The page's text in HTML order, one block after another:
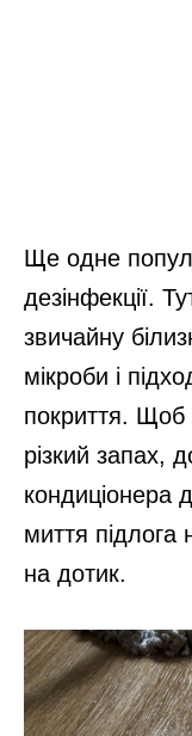
Ще одне
дезінфекції.
звичайну
мікроби і
покриття. Щоб
різкий запах,
кондиціонера
миття
на дотик.